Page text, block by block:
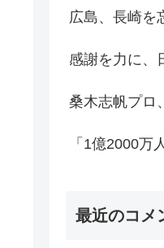
広島、長崎を
感謝を力に、
桑木志帆プロ
「1億2000万
最近のコメ